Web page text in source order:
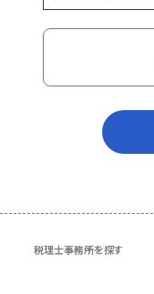
税理士事務所を探す